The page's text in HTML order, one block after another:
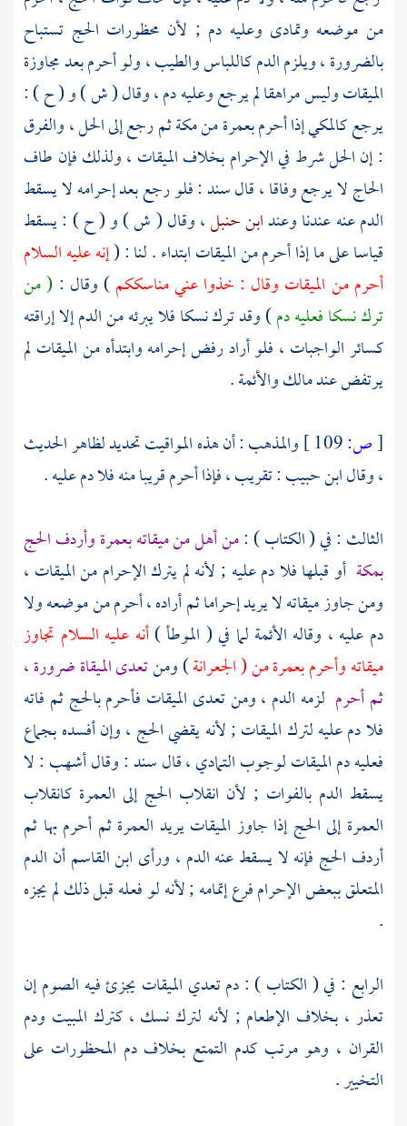
من موضعه وتمادى وعليه دم ; لأن محظورات الحج تستباح
بالضرورة ، ويلزم الدم كاللباس والطيب ، ولو أحرم بعد مجاوزة
الميقات وليس مراهقا لم يرجع وعليه دم ، وقال ( ش ) و ( ح ) :
يرجع كالمكي إذا أحرم بعمرة منمكةثم رجع إلى الحل ، والفرق
: إن الحل شرط في الإحرام بخلاف الميقات ، ولذلك فإن طاف
الحاج لا يرجع وفاقا ، قالسند: فلو رجع بعد إحرامه لا يسقط
الدم عنه عندنا وعندابن حنبل، وقال ( ش ) و ( ح ) : يسقط
قياسا على ما إذا أحرم من الميقات ابتداء . لنا : (إنه عليه السلام
أحرم من الميقات وقال : خذوا عني مناسككم) وقال : ( من
ترك نسكا فعليه دم) وقد ترك نسكا فلا يبرئه من الدم إلا إراقته
كسائر الواجبات ، فلو أراد رفض إحرامه وابتدأه من الميقات لم
يرتفض عندمالكوالأئمة .
[ص:
والمذهب : أن هذه المواقيت تحديد لظاهر الحديث
، وقالابن حبيب: تقريب ، فإذا أحرم قريبا منه فلا دم عليه .
الثالث : في ( الكتاب ) :من أهل من ميقاته بعمرة وأردف الحج
بمكة أو قبلها فلا دم عليه ; لأنه لم يترك الإحرام من الميقات ،
ومن جاوز ميقاته لا يريد إحراما ثم أراده ، أحرم من موضعه ولا
دم عليه ، وقاله الأئمة لما في ( الموطأ )أنه عليه السلام تجاوز
ميقاته وأحرم بعمرة من (الجعرانة) ومنتعدى الميقاة ضرورة ،
ثم أحرم لزمه الدم ، ومن تعدى الميقات فأحرم بالحج ثم فاته
فلا دم عليه لترك الميقات ; لأنه يقضي الحج ، وإن أفسده بجماع
فعليه دم الميقات لوجوب التمادي ، قالسند: وقالأشهب : لا
يسقط الدم بالفوات ; لأن انقلاب الحج إلى العمرة كانقلاب
العمرة إلى الحج إذا جاوز الميقات يريد العمرة ثم أحرم بها ثم
أردف الحج فإنه لا يسقط عنه الدم ، ورأى ابن القاسمأن الدم
المتعلق ببعض الإحرام فرع إتمامه ; لأنه لو فعله قبل ذلك لم يجزه
.
الرابع : في ( الكتاب ) : دم تعدي الميقات يجزئ فيه الصوم إن
تعذر ، بخلاف الإطعام ; لأنه لترك نسك ، كترك المبيت ودم
القران ، وهو مرتب كدم التمتع بخلاف دم المحظورات على
التخيير .